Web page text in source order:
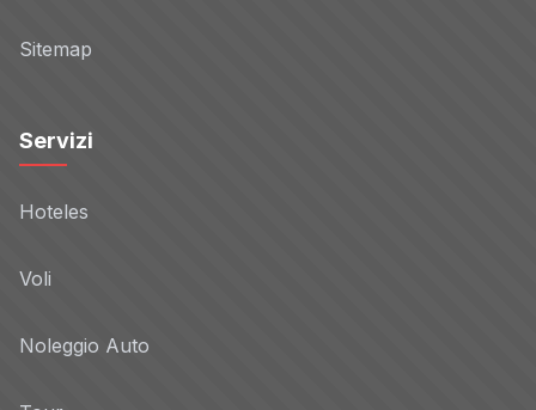
Sitemap
Servizi
Hoteles
Voli
Noleggio Auto